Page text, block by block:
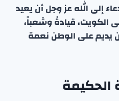
إلى الله عز وجل أن يعيد
الكويت، قيادةً وشعباً،
يديم على الوطن نعمة
الحكيمة